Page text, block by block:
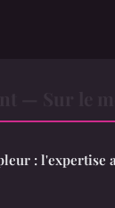
: l'expertise